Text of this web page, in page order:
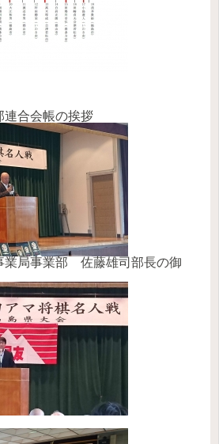
連合会帳の挨拶
局事業部 佐藤雄司部長の御